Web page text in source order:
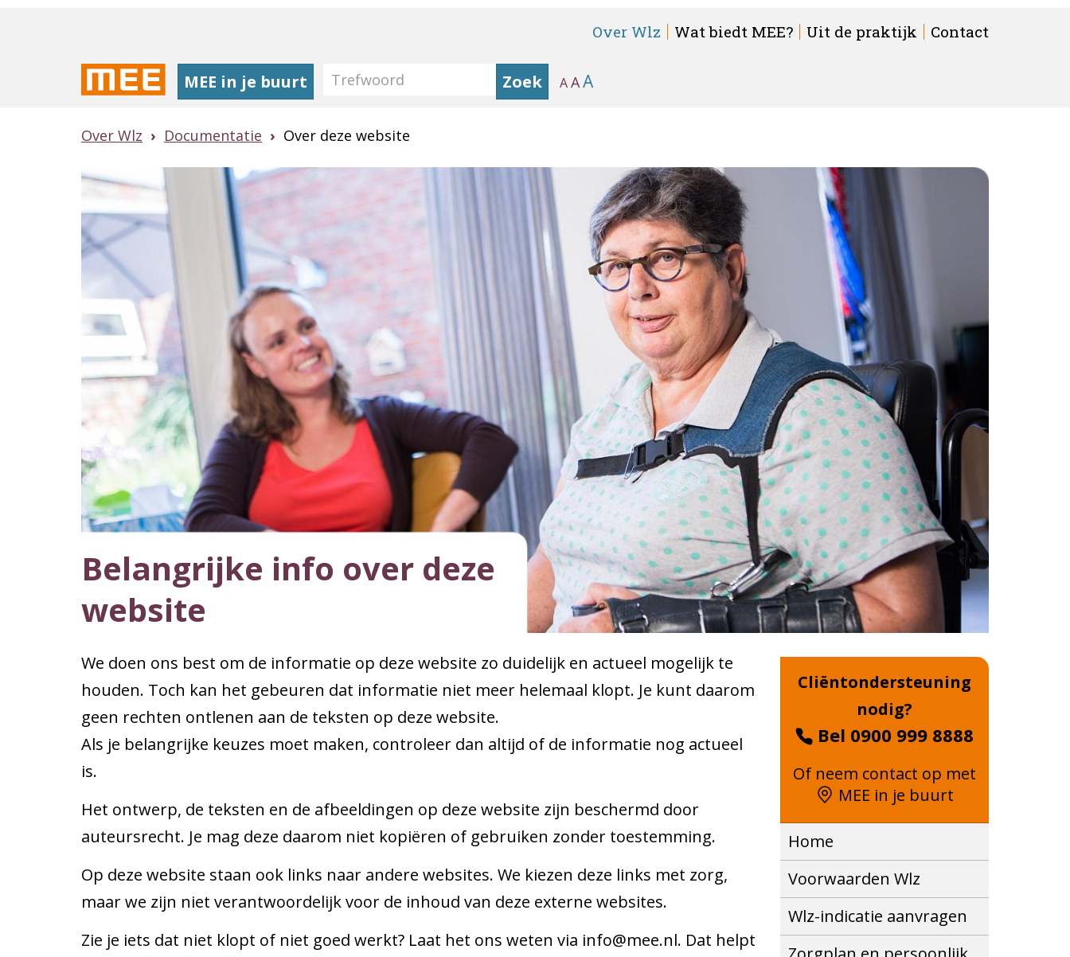
Over Wlz Wat biedt MEE? Uit de praktijk Contact
MEE in je buurt AAA
Zoek
Over Wlz Documentatie Over deze website
Belangrijke info over deze
website
We doen ons best om de informatie op deze website zo duidelijk en actueel mogelijk te
houden. Toch kan het gebeuren dat informatie niet meer helemaal klopt. Je kunt daarom
geen rechten ontlenen aan de teksten op deze website.
Als je belangrijke keuzes moet maken, controleer dan altijd of de informatie nog actueel
is.
Het ontwerp, de teksten en de afbeeldingen op deze website zijn beschermd door
auteursrecht. Je mag deze daarom niet kopiëren of gebruiken zonder toestemming.
Op deze website staan ook links naar andere websites. We kiezen deze links met zorg,
maar we zijn niet verantwoordelijk voor de inhoud van deze externe websites.
Zie je iets dat niet klopt of niet goed werkt? Laat het ons weten via info@mee.nl. Dat helpt
Cliëntondersteuning
nodig?
Bel 0900 999 8888
Of neem contact op met
MEE in je buurt
Home
Voorwaarden Wlz
Wlz-indicatie aanvragen